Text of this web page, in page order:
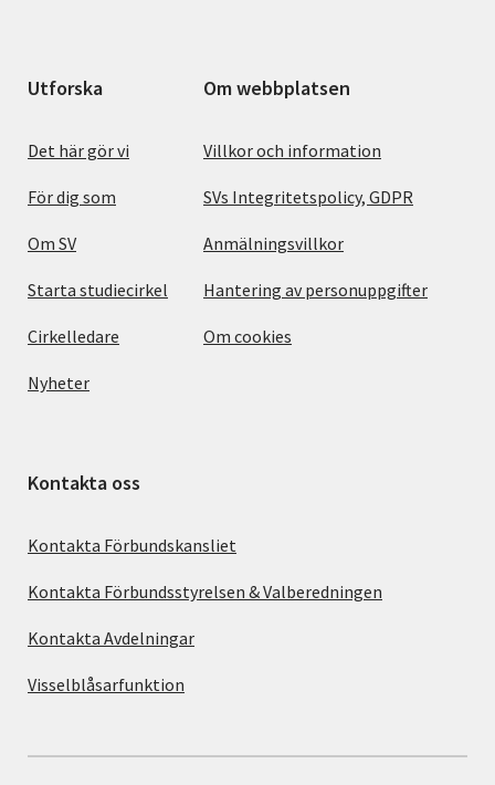
Utforska
Det här gör vi
För dig som
Om SV
Starta studiecirkel
Cirkelledare
Nyheter
Om webbplatsen
Villkor och information
SVs Integritetspolicy, GDPR
Anmälningsvillkor
Hantering av personuppgifter
Om cookies
Kontakta oss
Kontakta Förbundskansliet
Kontakta Förbundsstyrelsen & Valberedningen
Kontakta Avdelningar
Visselblåsarfunktion